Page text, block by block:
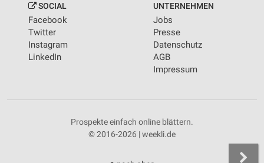
SOCIAL
Facebook
Twitter
Instagram
LinkedIn
UNTERNEHMEN
Jobs
Presse
Datenschutz
AGB
Impressum
Prospekte einfach online blättern.
© 2016-2026 | weekli.de